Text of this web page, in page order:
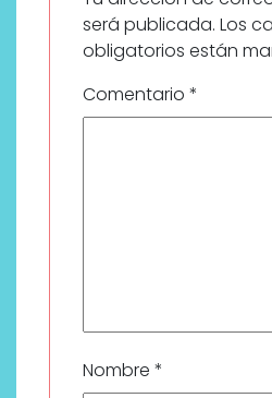
será publicada. Los
obligatorios están
Comentario *
Nombre *